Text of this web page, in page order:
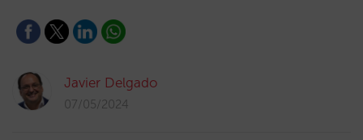
Javier Delgado
07/05/2024